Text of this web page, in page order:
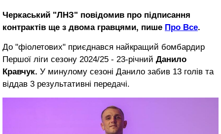
Черкаський "ЛНЗ" повідомив про підписання
контрактів ще з двома гравцями, пише Про Все.
До "фіолетових" приєднався найкращий бомбардир
Першої ліги сезону 2024/25 - 23-річний Данило
Кравчук. У минулому сезоні Данило забив 13 голів та
віддав 3 результативні передачі.